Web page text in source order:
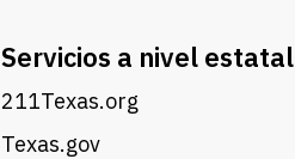
Servicios a nivel estatal
211Texas.org
Texas.gov